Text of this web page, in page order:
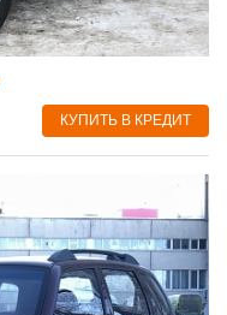
КУПИТЬ В КРЕДИТ